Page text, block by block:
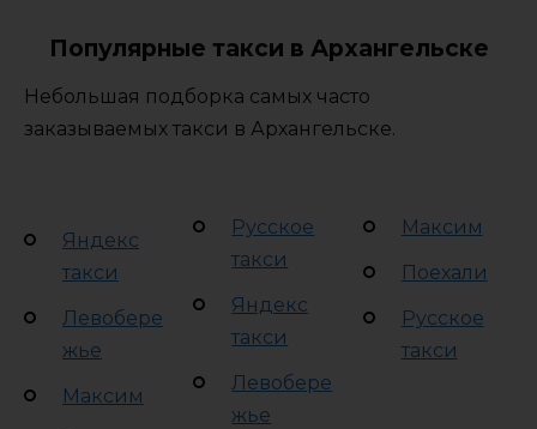
Популярные такси в Архангельске
Небольшая подборка самых часто
заказываемых такси в Архангельске.
Яндекс
такси
Левобере
жье
Максим
Русское
такси
Яндекс
такси
Левобере
жье
Максим
Поехали
Русское
такси